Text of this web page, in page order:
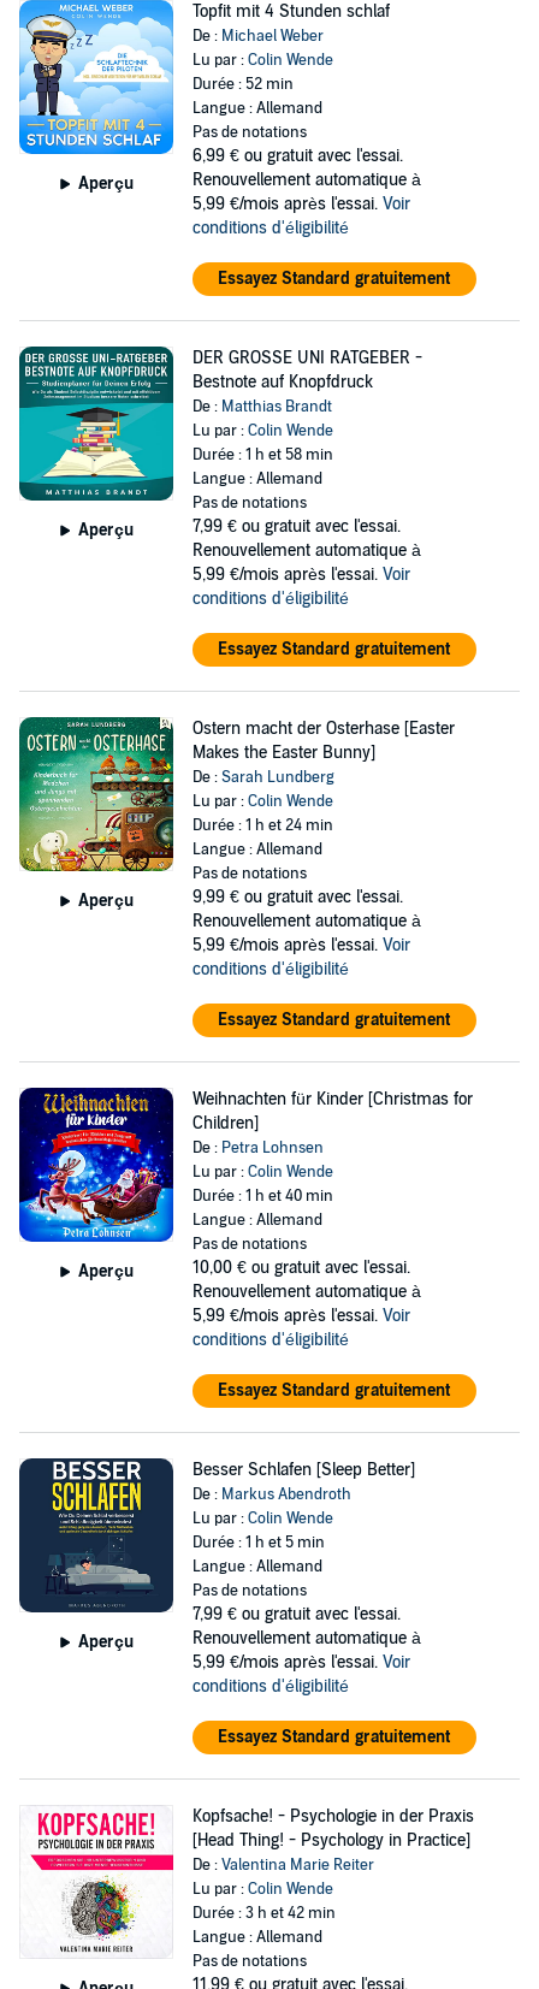
Aperçu
Topfit mit 4 Stunden schlaf
De : Michael Weber
Lu par :Colin Wende
Durée : 52 min
Langue : Allemand
Pas de notations
6,99 € ou gratuit avec l'essai.
Renouvellement automatique à
5,99 €/mois après l'essai. Voir
conditions d'éligibilité
Essayez Standard gratuitement
Aperçu
DER GROSSE UNI RATGEBER -
Bestnote auf Knopfdruck
De : Matthias Brandt
Lu par :Colin Wende
Durée : 1 h et 58 min
Langue : Allemand
Pas de notations
7,99 € ou gratuit avec l'essai.
Renouvellement automatique à
5,99 €/mois après l'essai. Voir
conditions d'éligibilité
Essayez Standard gratuitement
Aperçu
Ostern macht der Osterhase [Easter
Makes the Easter Bunny]
De :Sarah Lundberg
Lu par :Colin Wende
Durée : 1 h et 24 min
Langue : Allemand
Pas de notations
9,99 € ou gratuit avec l'essai.
Renouvellement automatique à
5,99 €/mois après l'essai. Voir
conditions d'éligibilité
Essayez Standard gratuitement
Aperçu
Weihnachten für Kinder [Christmas for
Children]
De : Petra Lohnsen
Lu par :Colin Wende
Durée : 1 h et 40 min
Langue : Allemand
Pas de notations
10,00 € ou gratuit avec l'essai.
Renouvellement automatique à
5,99 €/mois après l'essai. Voir
conditions d'éligibilité
Essayez Standard gratuitement
Aperçu
Besser Schlafen [Sleep Better]
De : Markus Abendroth
Lu par :Colin Wende
Durée : 1 h et 5 min
Langue : Allemand
Pas de notations
7,99 € ou gratuit avec l'essai.
Renouvellement automatique à
5,99 €/mois après l'essai. Voir
conditions d'éligibilité
Essayez Standard gratuitement
Kopfsache! - Psychologie in der Praxis
[Head Thing! - Psychology in Practice]
De :Valentina Marie Reiter
Lu par :Colin Wende
Durée : 3 h et 42 min
Langue : Allemand
Pas de notations
11,99 € ou gratuit avec l'essai.